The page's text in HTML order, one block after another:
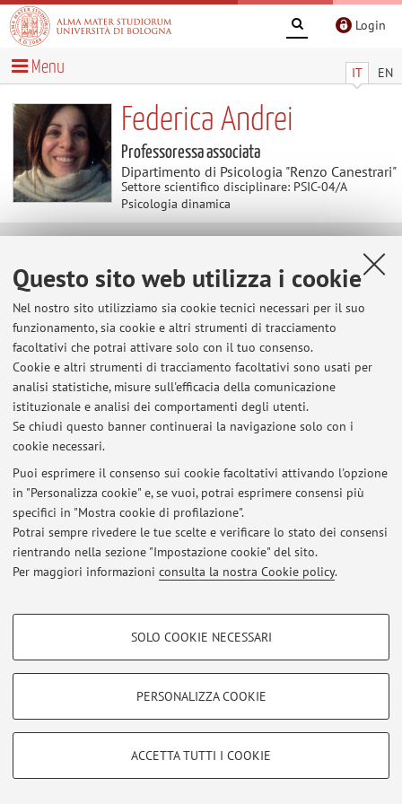
Questo sito web utilizza i cookie
Nel nostro sito utilizziamo sia cookie tecnici necessari per il suo
funzionamento, sia cookie e altri strumenti di tracciamento
facoltativi che potrai attivare solo con il tuo consenso.
Cookie e altri strumenti di tracciamento facoltativi sono usati per
analisi statistiche, misure sull'efficacia della comunicazione
istituzionale e analisi dei comportamenti degli utenti.
Se chiudi questo banner continuerai la navigazione solo con i
cookie necessari.
Puoi esprimere il consenso sui cookie facoltativi attivando l'opzione
in "Personalizza cookie" e, se vuoi, potrai esprimere consensi più
specifici in "Mostra cookie di profilazione".
Potrai sempre rivedere le tue scelte e verificare lo stato dei consensi
rientrando nella sezione "Impostazione cookie" del sito.
Per maggiori informazioni consulta la nostra Cookie policy.
COOKIE DI PROFILAZIONE - FACOLTATIVI
COOKIE TECNICI - NECESSARI
Si tratta di cookie tecnici utilizzati, a titolo esemplificativo, per il corretto
SOLO COOKIE NECESSARI
PERSONALIZZA COOKIE
ACCETTA TUTTI I COOKIE
Login
IT EN
Menu
Federica Andrei
Professoressa associata
Dipartimento di Psicologia "Renzo Canestrari"
Settore scientifico disciplinare: PSIC-04/A
Psicologia dinamica
Contenuti utili
Al momento non sono presenti contenuti.
Ultimi avvisi
Ricevimento studenti
Pubblicato il: 21 aprile 2020
Recupero lezioni Psicopatologia dello Sviluppo della Prima Infanzia
(ESI)
Pubblicato il: 06 aprile 2020
Tutti gli avvisi
Area riservata
per gestire tutti i contenuti del sito.
© 2026 - ALMA MATER STUDIORUM - Università di Bologna - Via
Zamboni, 33 - 40126 Bologna - Partita IVA: 01131710376
Privacy|Note legali|Impostazioni Cookie